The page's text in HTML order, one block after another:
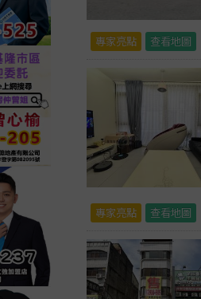
專家亮點 查看地圖
專家亮點 查看地圖